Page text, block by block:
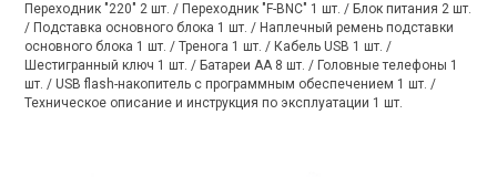
Переходник "220" 2 шт. / Переходник "F-BNC" 1 шт. / Блок питания 2 шт.
/ Подставка основного блока 1 шт. / Наплечный ремень подставки
основного блока 1 шт. / Тренога 1 шт. / Кабель USB 1 шт. /
Шестигранный ключ 1 шт. / Батареи АА 8 шт. / Головные телефоны 1
шт. / USB flash-накопитель с программным обеспечением 1 шт. /
Техническое описание и инструкция по эксплуатации 1 шт.